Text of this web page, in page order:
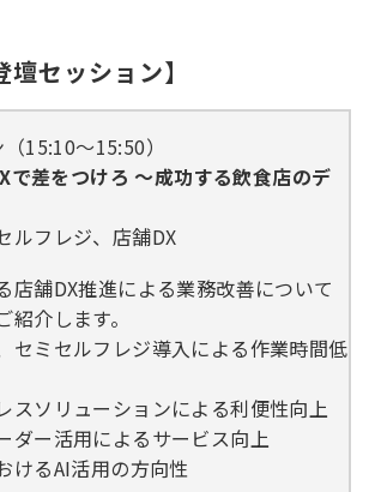
壇セッション】
15:10～15:50）
で差をつけろ ～成功する飲食店のデ
ルフレジ、店舗DX
店舗DX推進による業務改善について
介します。
セミセルフレジ導入による作業時間低
スソリューションによる利便性向上
ダー活用によるサービス向上
けるAI活用の方向性